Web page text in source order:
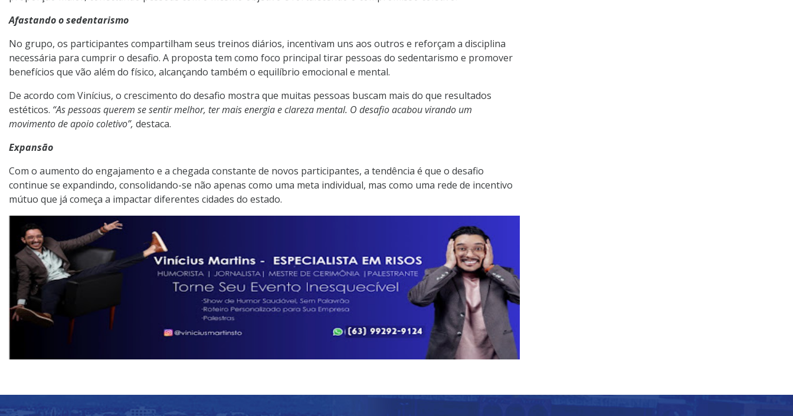
Afastando o sedentarismo
No grupo, os participantes compartilham seus treinos diários, incentivam uns aos outros e reforçam a disciplina
necessária para cumprir o desafio. A proposta tem como foco principal tirar pessoas do sedentarismo e promover
benefícios que vão além do físico, alcançando também o equilíbrio emocional e mental.
De acordo com Vinícius, o crescimento do desafio mostra que muitas pessoas buscam mais do que resultados
estéticos. “As pessoas querem se sentir melhor, ter mais energia e clareza mental. O desafio acabou virando um
movimento de apoio coletivo”, destaca.
Expansão
Com o aumento do engajamento e a chegada constante de novos participantes, a tendência é que o desafio
continue se expandindo, consolidando-se não apenas como uma meta individual, mas como uma rede de incentivo
mútuo que já começa a impactar diferentes cidades do estado.